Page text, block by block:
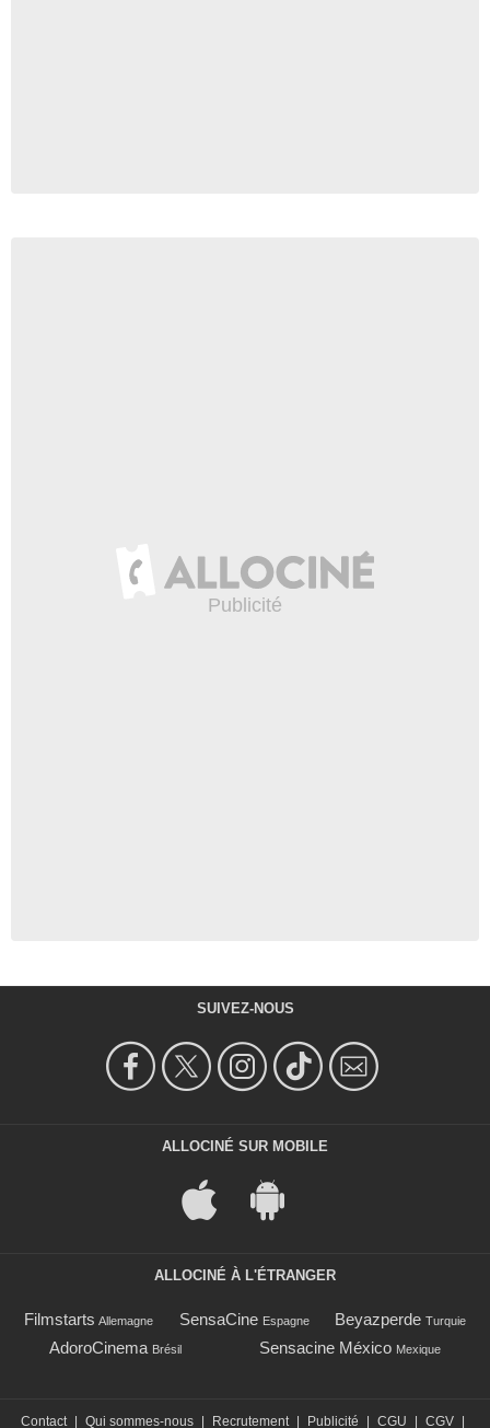
SUIVEZ-NOUS
ALLOCINÉ SUR MOBILE
ALLOCINÉ À L'ÉTRANGER
Filmstarts Allemagne SensaCine Espagne Beyazperde Turquie
AdoroCinema Brésil Sensacine México Mexique
Contact Qui sommes-nous Recrutement Publicité CGU CGV